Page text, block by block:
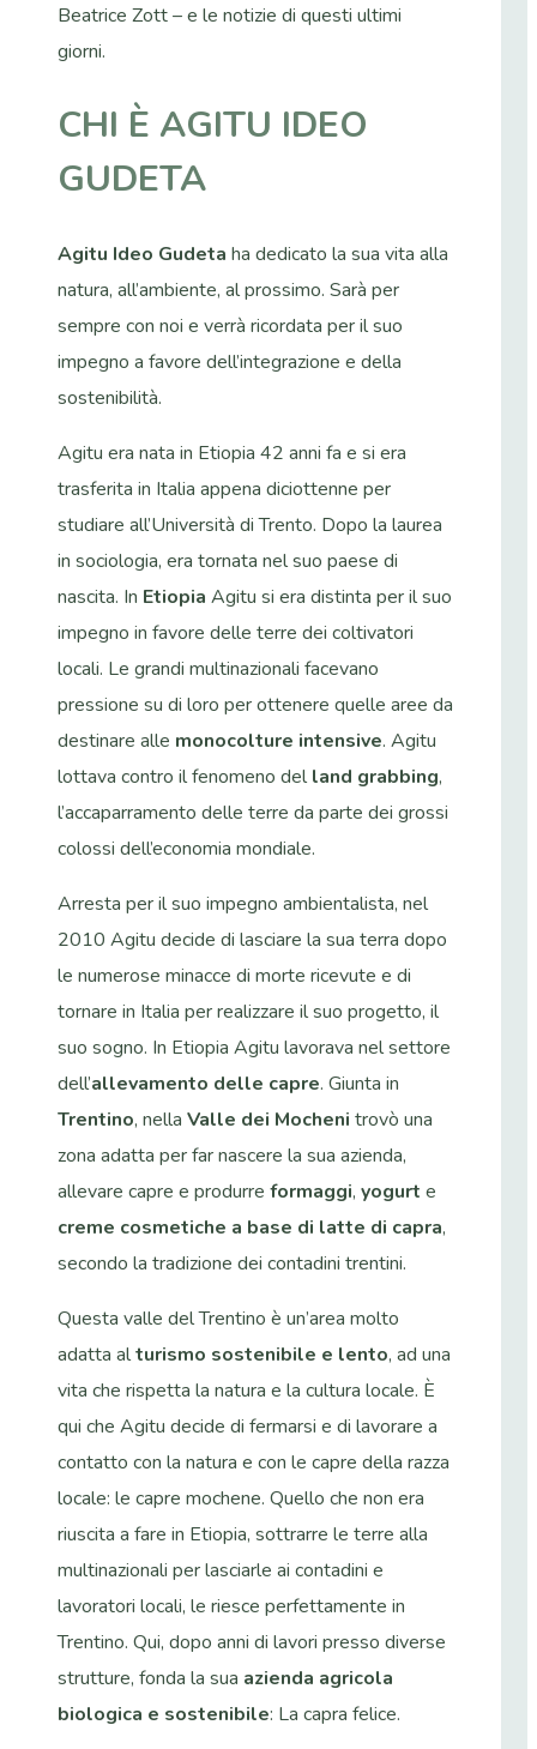
Beatrice Zott – e le notizie di questi ultimi
giorni.
CHI È AGITU IDEO
GUDETA
Agitu Ideo Gudeta ha dedicato la sua vita alla
natura, all’ambiente, al prossimo. Sarà per
sempre con noi e verrà ricordata per il suo
impegno a favore dell’integrazione e della
sostenibilità.
Agitu era nata in Etiopia 42 anni fa e si era
trasferita in Italia appena diciottenne per
studiare all’Università di Trento. Dopo la laurea
in sociologia, era tornata nel suo paese di
nascita. In Etiopia Agitu si era distinta per il suo
impegno in favore delle terre dei coltivatori
locali. Le grandi multinazionali facevano
pressione su di loro per ottenere quelle aree da
destinare alle monocolture intensive. Agitu
lottava contro il fenomeno delland grabbing,
l’accaparramento delle terre da parte dei grossi
colossi dell’economia mondiale.
Arresta per il suo impegno ambientalista, nel
2010 Agitu decide di lasciare la sua terra dopo
le numerose minacce di morte ricevute e di
tornare in Italia per realizzare il suo progetto, il
suo sogno. In Etiopia Agitu lavorava nel settore
dell’allevamento delle capre. Giunta in
Trentino, nella Valle dei Mocheni trovò una
zona adatta per far nascere la sua azienda,
allevare capre e produrre formaggi, yogurt e
creme cosmetiche a base di latte di capra,
secondo la tradizione dei contadini trentini.
Questa valle del Trentino è un’area molto
adatta alturismo sostenibile e lento, ad una
vita che rispetta la natura e la cultura locale. È
qui che Agitu decide di fermarsi e di lavorare a
contatto con la natura e con le capre della razza
locale: le capre mochene. Quello che non era
riuscita a fare in Etiopia, sottrarre le terre alla
multinazionali per lasciarle ai contadini e
lavoratori locali, le riesce perfettamente in
Trentino. Qui, dopo anni di lavori presso diverse
strutture, fonda la sua azienda agricola
biologica e sostenibile: La capra felice.